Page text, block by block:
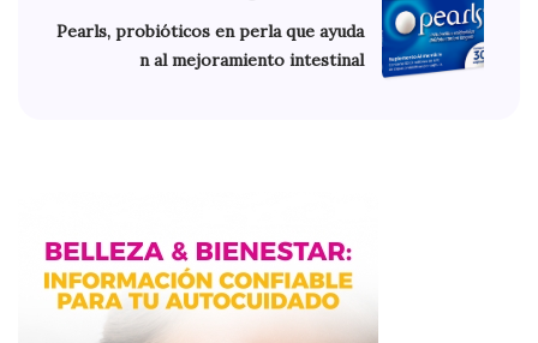
Pearls, probióticos en perla que ayuda
n al mejoramiento intestinal